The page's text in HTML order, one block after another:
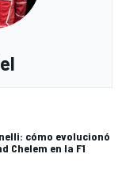
cómo evolucionó
Chelem en la F1